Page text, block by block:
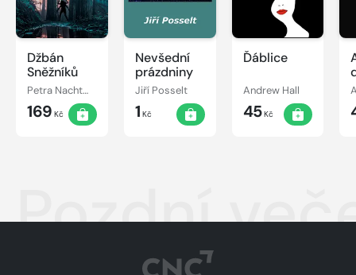
Džbán
Sněžníků
Petra Nachtmanová
169 Kč
Nevšední
prázdniny
Jiří Posselt
1 Kč
Ďáblice
Andrew Hall
45Kč
Pozdní